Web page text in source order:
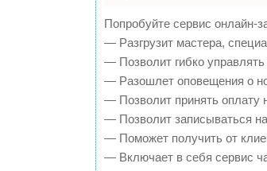
Попробуйте сервис онлайн-
— Разгрузит мастера,
— Позволит гибко управлять
— Разошлет оповещения о
— Позволит принять оплату
— Позволит записываться
— Поможет получить от
— Включает в себя сервис